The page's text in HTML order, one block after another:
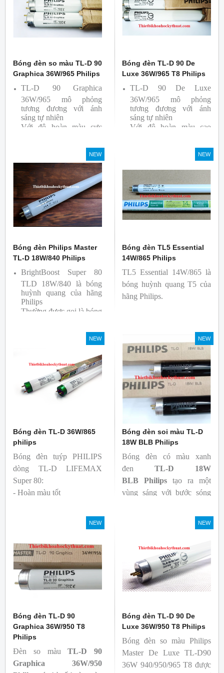
Bóng đèn so màu TL-D 90
Graphica 36W/965 Philips
TL-D 90 Graphica
36W/965 mô phỏng
tương đương với ánh
sáng tự nhiên
Với độ hoàn màu cực
Sản phẩm được sản xuất
bởi hãng Philips, xuất xứ
Ba lan
Bóng đèn TL-D 90 De
Luxe 36W/965 T8 Philips
TL-D 90 De Luxe
36W/965 mô phỏng
tương đương với ánh
sáng tự nhiên
Với độ hoàn màu cao
Sản phẩm được sản xuất
NEW
Bóng đèn Philips Master
TL-D 18W/840 Philips
BrightBoost Super 80
TLD 18W/840 là bóng
huỳnh quang của hãng
Philips
Thường được gọi là bóng
Bóng có độ hoàn màu
NEW
Bóng đèn TL5 Essential
14W/865 Philips
TL5 Essential 14W/865 là
bóng huỳnh quang T5 của
hãng Philips.
NEW
Bóng đèn TL-D 36W/865
philips
Bóng đèn tuýp PHILIPS
dòng TL-D LIFEMAX
Super 80:
- Hoàn màu tốt
cả ban đầu và trong suốt
tuổi thọ của bóng đèn, với
thông cao
- Tạo ra từ màu trắng ấm
đến ánh sáng ban ngày mát
mẻ
NEW
Bóng đèn soi màu TL-D
18W BLB Philips
Bóng đèn có màu xanh
đen TL-D 18W
BLB
Philips tạo ra một
vùng sáng với bước sóng
sắc trực quan. Giúp người
dùng có thể phát hiện và
và keo trong sản phẩm.
NEW
Bóng đèn TL-D 90
Graphica 36W/950 T8
Philips
Đèn so màu TL-D 90
Graphica 36W/950
NEW
Bóng đèn TL-D 90 De
Luxe 36W/950 T8 Philips
Bóng đèn so màu Philips
Master De Luxe TL-D90
36W 940/950/965 T8 được